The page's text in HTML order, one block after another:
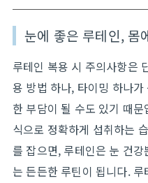
눈에 좋은 루테인, 몸
루테인 복용 시 주의사항은
용 방법 하나, 타이밍 하나
한 부담이 될 수도 있기 때
식으로 정확하게 섭취하는
를 잡으면, 루테인은 눈 건
는 든든한 루틴이 됩니다.